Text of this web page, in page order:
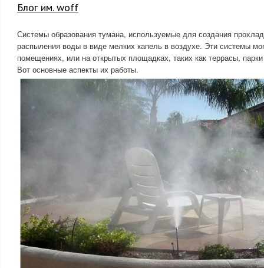
Блог им. woff
Системы образования тумана, используемые для создания
распыления воды в виде мелких капель в воздухе. Эти системы
помещениях, или на открытых площадках, таких как террасы,
Вот основные аспекты их работы.